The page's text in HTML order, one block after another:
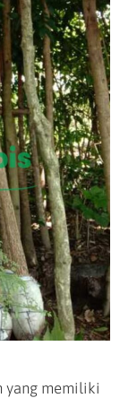
yang memiliki